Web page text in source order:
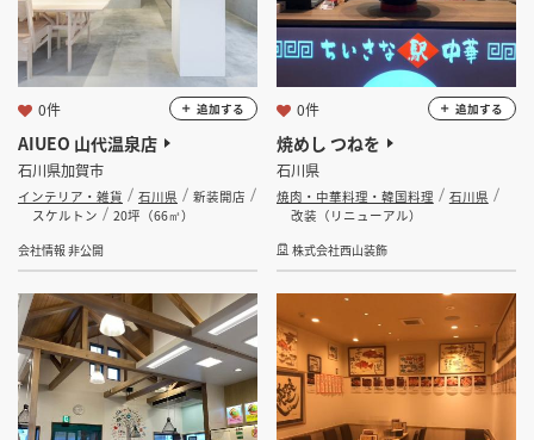
AIUEO 山代温泉店
石川県加賀市
インテリア・雑貨 石川県
新装開店
スケルトン
20坪（66㎡）
会社情報 非公開
0件 追加する
焼めし つねを
石川県
焼肉・中華料理・韓国料理
石川県
改装（リニューアル）
株式会社西山装飾
0件 追加する